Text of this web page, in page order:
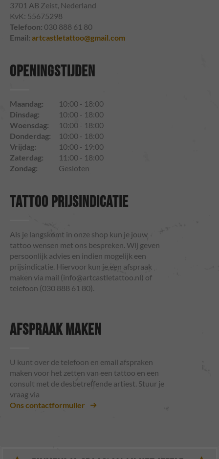
3701 AB Zeist, Nederland
KvK: 55675298
Telefoon: 030 888 61 80
Email: artcastletattoo@gmail.com
OPENINGSTIJDEN
Maandag:
10:00 - 18:00
Dinsdag:
10:00 - 18:00
Woensdag:
10:00 - 18:00
Donderdag:
10:00 - 18:00
Vrijdag:
10:00 - 19:00
Zaterdag:
11:00 - 18:00
Zondag:
Gesloten
TATTOO PRIJSINDICATIE
Als je langskomt in onze shop kun je jouw
tattoo wensen met ons bespreken. Wij geven
persoonlijk advies en indien mogelijk een
prijsindicatie. Hiervoor kun je een afspraak
maken via mail (info@artcastletattoo.nl) of
telefoon (030 888 61 80).
AFSPRAAK MAKEN
U kunt over de telefoon en email afspraken
maken voor het zetten van een tattoo en een
consult met de desbetreffende artiest. Stuur je
vraag via
Ons contactformulier